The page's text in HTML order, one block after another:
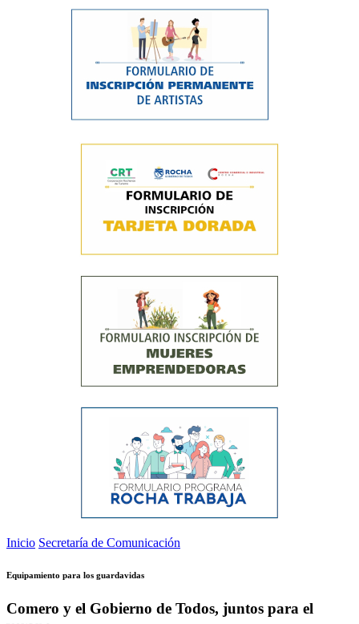
Inicio Secretaría de Comunicación
Equipamiento para los guardavidas
Comero y el Gobierno de Todos, juntos para el